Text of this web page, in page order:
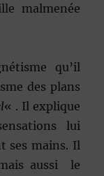
malmenée
qu’il
des plans
« . Il explique
lui
ses mains. Il
aussi le